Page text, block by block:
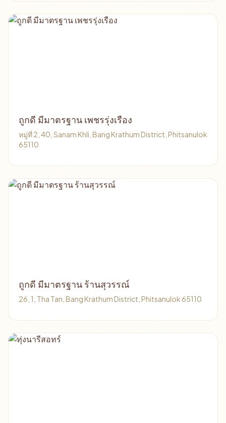
ถูกดี มีมาตรฐาน เพชรรุ่งเรือง
หมู่ที่ 2, 40, Sanam Khli, Bang Krathum District, Phitsanulok
65110
ถูกดี มีมาตรฐาน ร้านสุวรรณ์
26, 1, Tha Tan, Bang Krathum District, Phitsanulok 65110